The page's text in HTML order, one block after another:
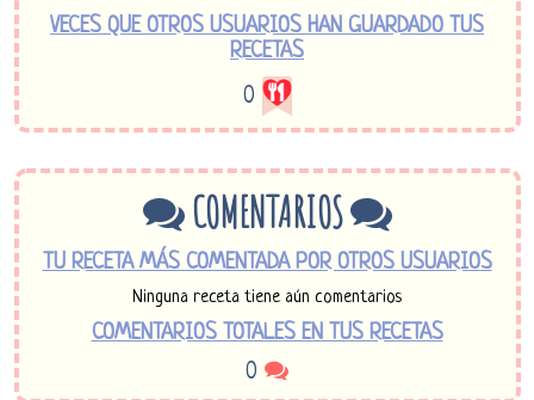
VECES QUE OTROS USUARIOS HAN GUARDADO TUS
RECETAS
0
COMENTARIOS
TU RECETA MÁS COMENTADA POR OTROS USUARIOS
Ninguna receta tiene aún comentarios
COMENTARIOS TOTALES EN TUS RECETAS
0